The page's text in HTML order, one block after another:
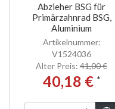
Abzieher BSG für
Primärzahnrad BSG,
Aluminium
Artikelnummer:
V1524036
Alter Preis: 41,00 €
40,18 € *